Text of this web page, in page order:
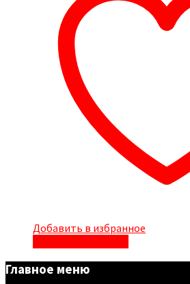
Добавить в избранное
Главное меню